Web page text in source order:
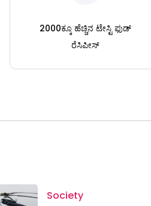
2000ಕ್ಕೂ ಹೆಚ್ಚಿನ ಟೇಸ್ಟಿ ಫುಡ್
ರೆಸಿಪೀಸ್
Society